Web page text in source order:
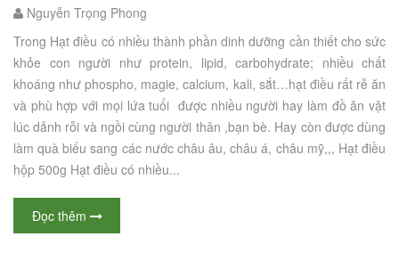
Nguyễn Trọng Phong
Trong Hạt điều có nhiều thành phần dinh dưỡng cần thiết cho sức
khỏe con người như protein, lipid, carbohydrate; nhiều chất
khoáng như phospho, magie, calcium, kali, sắt…hạt điều rất rễ ăn
và phù hợp với mọi lứa tuổi được nhiều người hay làm đồ ăn vặt
lúc dảnh rỗi và ngồi cùng người thân ,bạn bè. Hay còn được dùng
làm quà biếu sang các nước châu âu, châu á, châu mỹ,,, Hạt điều
hộp 500g Hạt điều có nhiều...
Đọc thêm